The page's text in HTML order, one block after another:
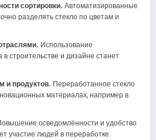
сортировки. Автоматизированные
разделять стекло по цветам и
Использование
в строительстве и дизайне станет
и продуктов. Переработанное стекло
материалах, например в
осведомлённости и удобство
участие людей в переработке.